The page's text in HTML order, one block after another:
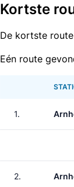
Kortste
De kortste
Eén route
1.
2.